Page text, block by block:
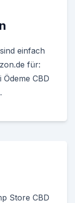
einfach
für:
CBD
Store CBD